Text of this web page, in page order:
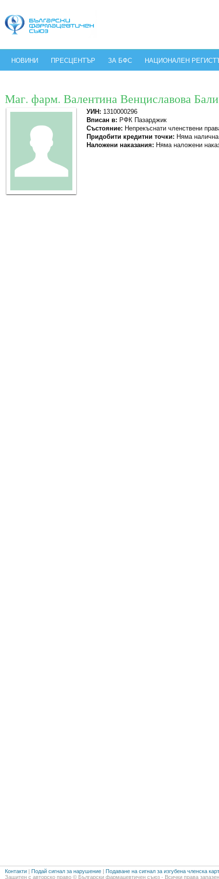
НОВИНИ ПРЕСЦЕНТЪР ЗА БФС НАЦИОНАЛЕН
Маг. фарм. Валентина Венциславова
УИН: 1310000296
Вписан в: РФК Пазарджик
Състояние: Непрекъснати членствени
Придобити кредитни точки: Няма
Наложени наказания: Няма наложени
Контакти | Подай сигнал за нарушение | Подаване на сигнал за изгубена членска
Защитен с авторско право © Български фармацевтичен съюз - Всички права